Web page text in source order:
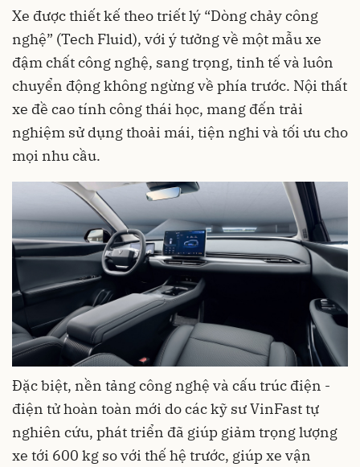
Xe được thiết kế theo triết lý “Dòng chảy công
nghệ” (Tech Fluid), với ý tưởng về một mẫu xe
đậm chất công nghệ, sang trọng, tinh tế và luôn
chuyển động không ngừng về phía trước. Nội thất
xe đề cao tính công thái học, mang đến trải
nghiệm sử dụng thoải mái, tiện nghi và tối ưu cho
mọi nhu cầu.
Đặc biệt, nền tảng công nghệ và cấu trúc điện -
điện tử hoàn toàn mới do các kỹ sư VinFast tự
nghiên cứu, phát triển đã giúp giảm trọng lượng
xe tới 600 kg so với thế hệ trước, giúp xe vận